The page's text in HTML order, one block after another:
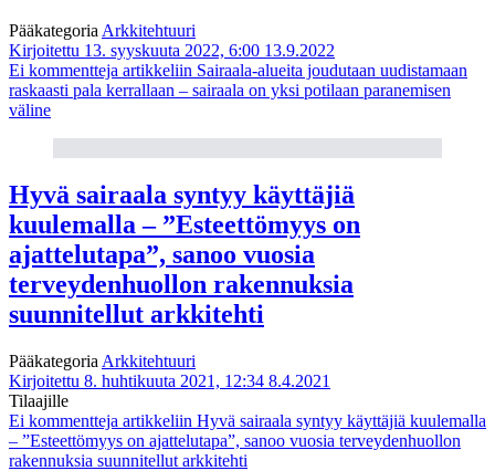
Pääkategoria Arkkitehtuuri
Kirjoitettu 13. syyskuuta 2022, 6:00 13.9.2022
Ei kommentteja artikkeliin Sairaala-alueita joudutaan uudistamaan
raskaasti pala kerrallaan – sairaala on yksi potilaan paranemisen
väline
Hyvä sairaala syntyy käyttäjiä
kuulemalla – ”Esteettömyys on
ajattelutapa”, sanoo vuosia
terveydenhuollon rakennuksia
suunnitellut arkkitehti
Pääkategoria Arkkitehtuuri
Kirjoitettu 8. huhtikuuta 2021, 12:34 8.4.2021
Tilaajille
Ei kommentteja artikkeliin Hyvä sairaala syntyy käyttäjiä kuulemalla
– ”Esteettömyys on ajattelutapa”, sanoo vuosia terveydenhuollon
rakennuksia suunnitellut arkkitehti